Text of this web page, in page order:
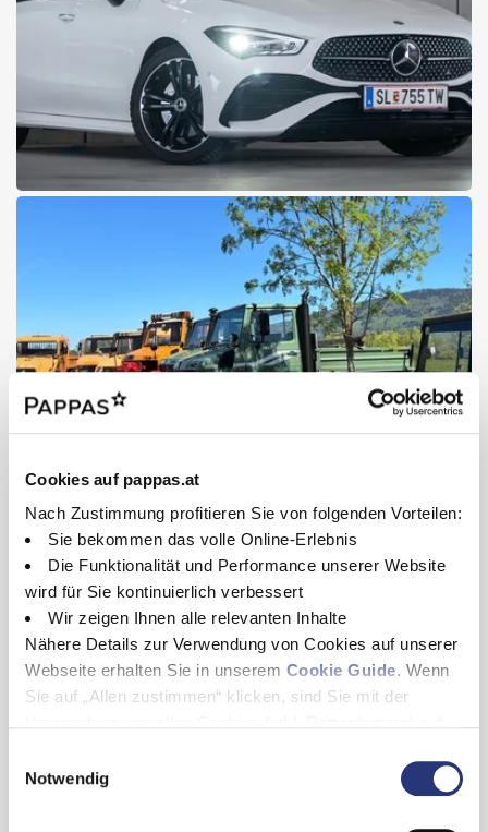
Cookies auf pappas.at
Nach Zustimmung profitieren Sie von folgenden Vorteilen:
Sie bekommen das volle Online-Erlebnis
Die Funktionalität und Performance unserer Website
wird für Sie kontinuierlich verbessert
Wir zeigen Ihnen alle relevanten Inhalte
Nähere Details zur Verwendung von Cookies auf unserer
Webseite erhalten Sie in unserem Cookie Guide. Wenn
Sie auf „Allen zustimmen“ klicken, sind Sie mit der
diese Webseite auch in Zukunft zu verbessern und
Wenn Sie nur einzelne Cookies erlauben wollen, können
Notwendig
Wir enthüllen das smart #2 Concept Car.
Pappas Fahrzeugvermietung
Mieten Sie Ihr Fahrzeug bei Pappas Salzburg! Egal ob Campervan
für den Abenteuerurlaub, Oldtimer für Ihre Hochzeit oder einen
Mercedes-Benz Pkw als Überbrückungs-Mobilität für
Dienstwagennutzer.
Mehr lesen
Unimog & MB trac Treffen vor
der Drachenwand
Technik, Tradition und echte Leidenschaft
Zum Nachbericht
Kia PV5 ist „Fleet Car of the